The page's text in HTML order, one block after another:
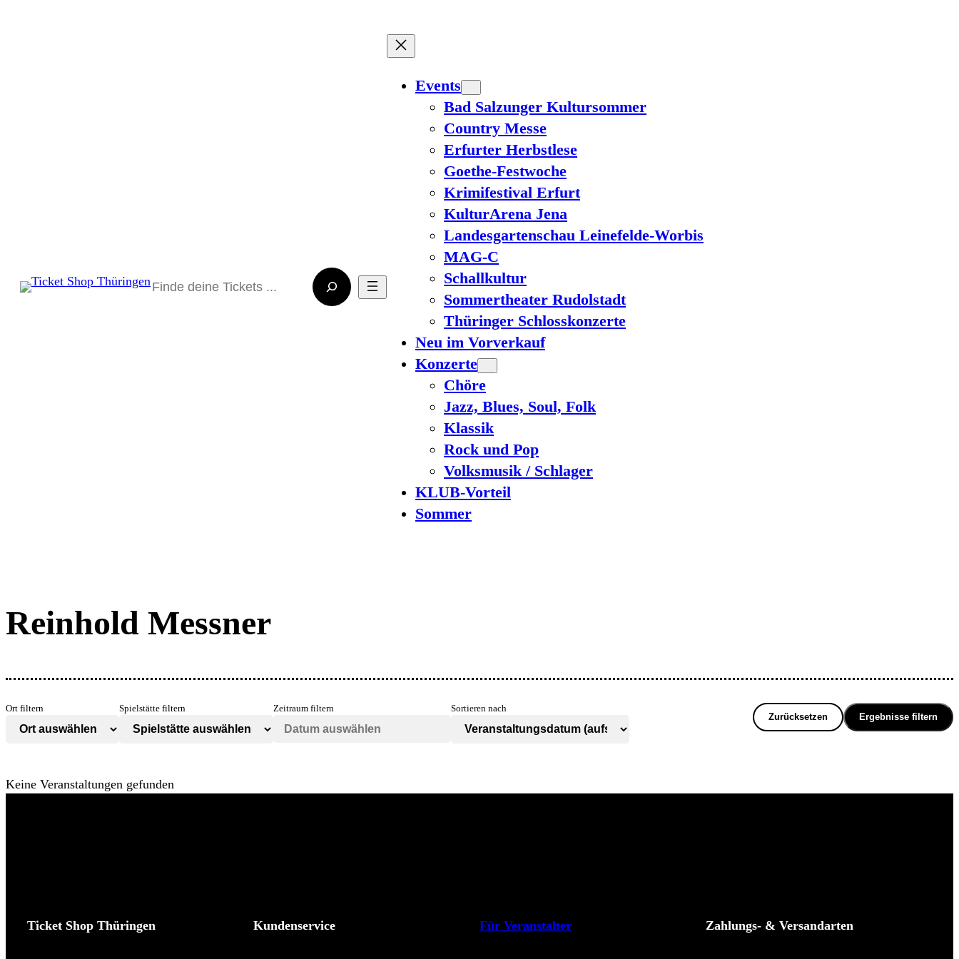
Events
Bad Salzunger Kultursommer
Country Messe
Erfurter Herbstlese
Goethe-Festwoche
Krimifestival Erfurt
KulturArena Jena
Landesgartenschau Leinefelde-Worbis
MAG-C
Schallkultur
Sommertheater Rudolstadt
Thüringer Schlosskonzerte
Neu im Vorverkauf
Konzerte
Chöre
Jazz, Blues, Soul, Folk
Klassik
Rock und Pop
Volksmusik / Schlager
KLUB-Vorteil
Sommer
Reinhold Messner
Ort filtern Spielstätte filtern Zeitraum filtern Sortieren nach
Zurücksetzen Ergebnisse filtern
Keine Veranstaltungen gefunden
Ticket Shop Thüringen Kundenservice Für Veranstalter Zahlungs- & Versandarten